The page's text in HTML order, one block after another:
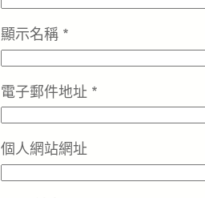
顯示名稱 *
電子郵件地址 *
個人網站網址